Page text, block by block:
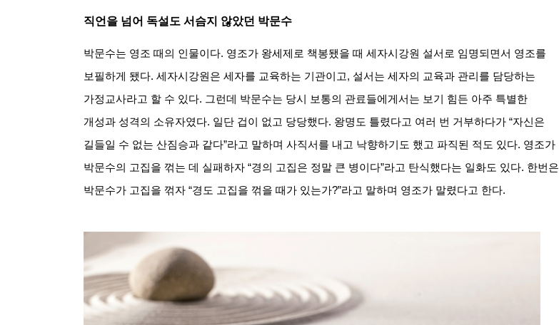
직언을 넘어 독설도 서슴지 않았던 박문수
박문수는 영조 때의 인물이다. 영조가 왕세제로 책봉됐을 때 세자시강원 설서로 임명되면서 영조를
보필하게 됐다. 세자시강원은 세자를 교육하는 기관이고, 설서는 세자의 교육과 관리를 담당하는
가정교사라고 할 수 있다. 그런데 박문수는 당시 보통의 관료들에게서는 보기 힘든 아주 특별한
개성과 성격의 소유자였다. 일단 겁이 없고 당당했다. 왕명도 틀렸다고 여러 번 거부하다가 “자신은
길들일 수 없는 산짐승과 같다”라고 말하며 사직서를 내고 낙향하기도 했고 파직된 적도 있다. 영조가
박문수의 고집을 꺾는 데 실패하자 “경의 고집은 정말 큰 병이다”라고 탄식했다는 일화도 있다. 한번은
박문수가 고집을 꺾자 “경도 고집을 꺾을 때가 있는가?”라고 말하며 영조가 말렸다고 한다.